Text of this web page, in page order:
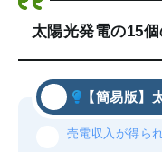
太陽光発電の15
【簡易版】
売電収入が得ら